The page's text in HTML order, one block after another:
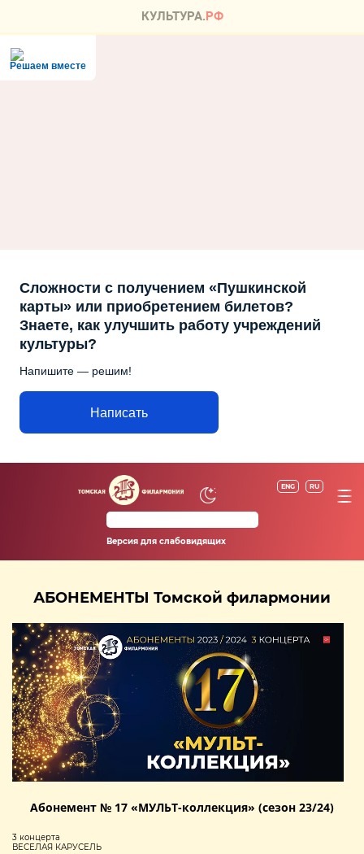
Решаем вместе
Сложности с получением «Пушкинской
карты» или приобретением билетов?
Знаете, как улучшить работу учреждений
культуры?
Напишите — решим!
Написать
ENG RU
Версия для слабовидящих
АБОНЕМЕНТЫ Томской филармонии
Абонемент № 17 «МУЛЬТ-коллекция» (сезон 23/24)
3 концерта
ВЕСЕЛАЯ КАРУСЕЛЬ